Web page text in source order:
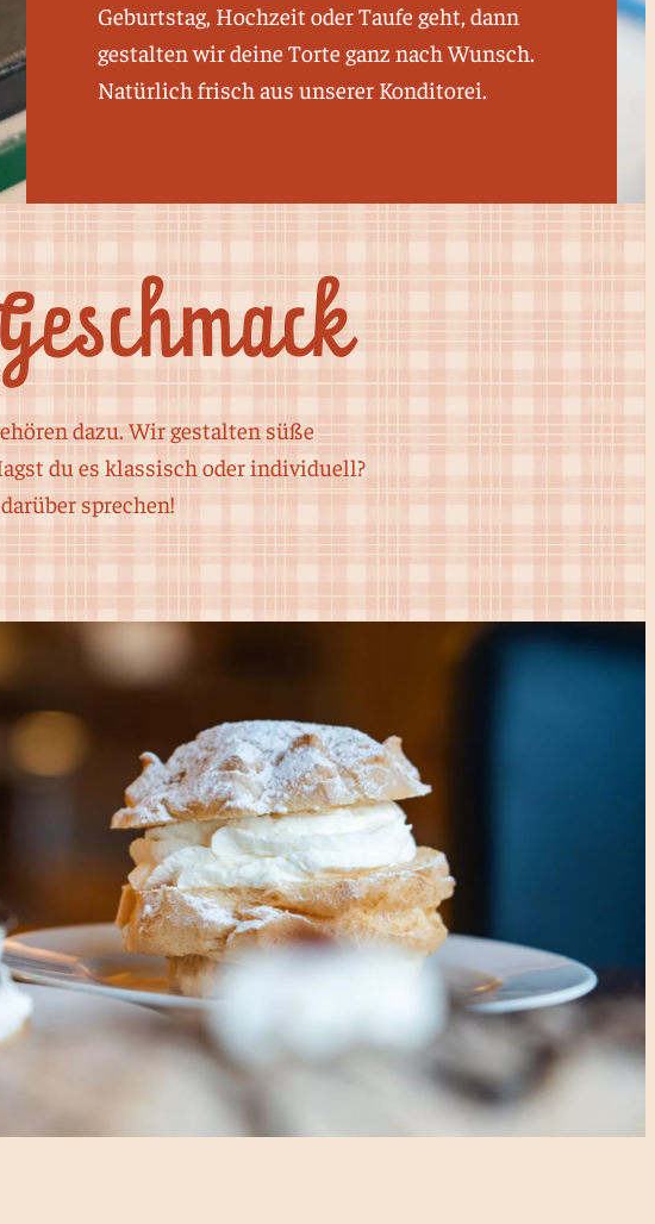
Geburtstag, Hochzeit oder Taufe geht, dann
gestalten wir deine Torte ganz nach Wunsch.
Natürlich frisch aus unserer Konditorei.
dazu. Wir gestalten süße
du es klassisch oder individuell?
sprechen!